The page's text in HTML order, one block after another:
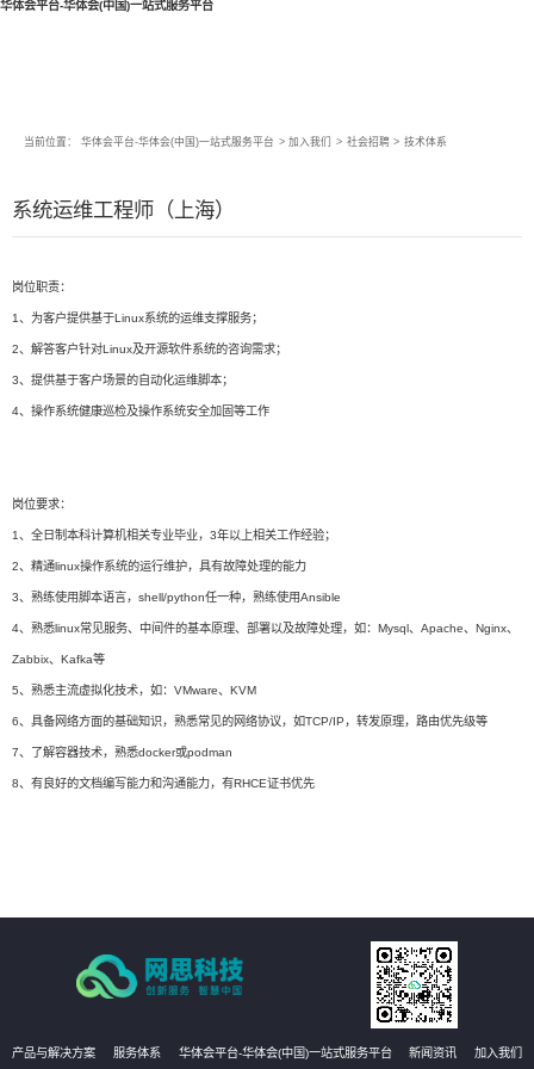
华体会平台-华体会(中国)一站式服务平台
当前位置： 华体会平台-华体会(中国)一站式服务平台 > 加入我们 > 社会招聘 > 技术体系
系统运维工程师（上海）
岗位职责：
1、为客户提供基于Linux系统的运维支撑服务；
2、解答客户针对Linux及开源软件系统的咨询需求；
3、提供基于客户场景的自动化运维脚本；
4、操作系统健康巡检及操作系统安全加固等工作
岗位要求：
1、全日制本科计算机相关专业毕业，3年以上相关工作经验；
2、精通linux操作系统的运行维护，具有故障处理的能力
3、熟练使用脚本语言，shell/python任一种，熟练使用Ansible
4、熟悉linux常见服务、中间件的基本原理、部署以及故障处理，如：Mysql、Apache、Nginx、
Zabbix、Kafka等
5、熟悉主流虚拟化技术，如：VMware、KVM
6、具备网络方面的基础知识，熟悉常见的网络协议，如TCP/IP，转发原理，路由优先级等
7、了解容器技术，熟悉docker或podman
8、有良好的文档编写能力和沟通能力，有RHCE证书优先
产品与解决方案 服务体系 华体会平台-华体会(中国)一站式服务平台 新闻资讯 加入我们